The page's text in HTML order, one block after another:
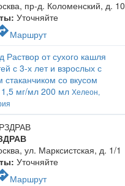
пр-д. Коломенский, д. 10
Уточняйте
Маршрут
Раствор от сухого кашля
с 3-х лет и взрослых с
со вкусом
1,5 мг/мл 200 мл Хелеон,
ул. Марксистская, д. 1/1
Уточняйте
Маршрут